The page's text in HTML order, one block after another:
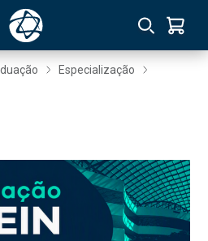
Especialização